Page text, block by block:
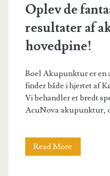
Oplev de
resultater af
hovedpine!
Boel Akupunktur er
finder både i hjertet af
Vi behandler et bredt
AcuNova akupunktur,
Read More